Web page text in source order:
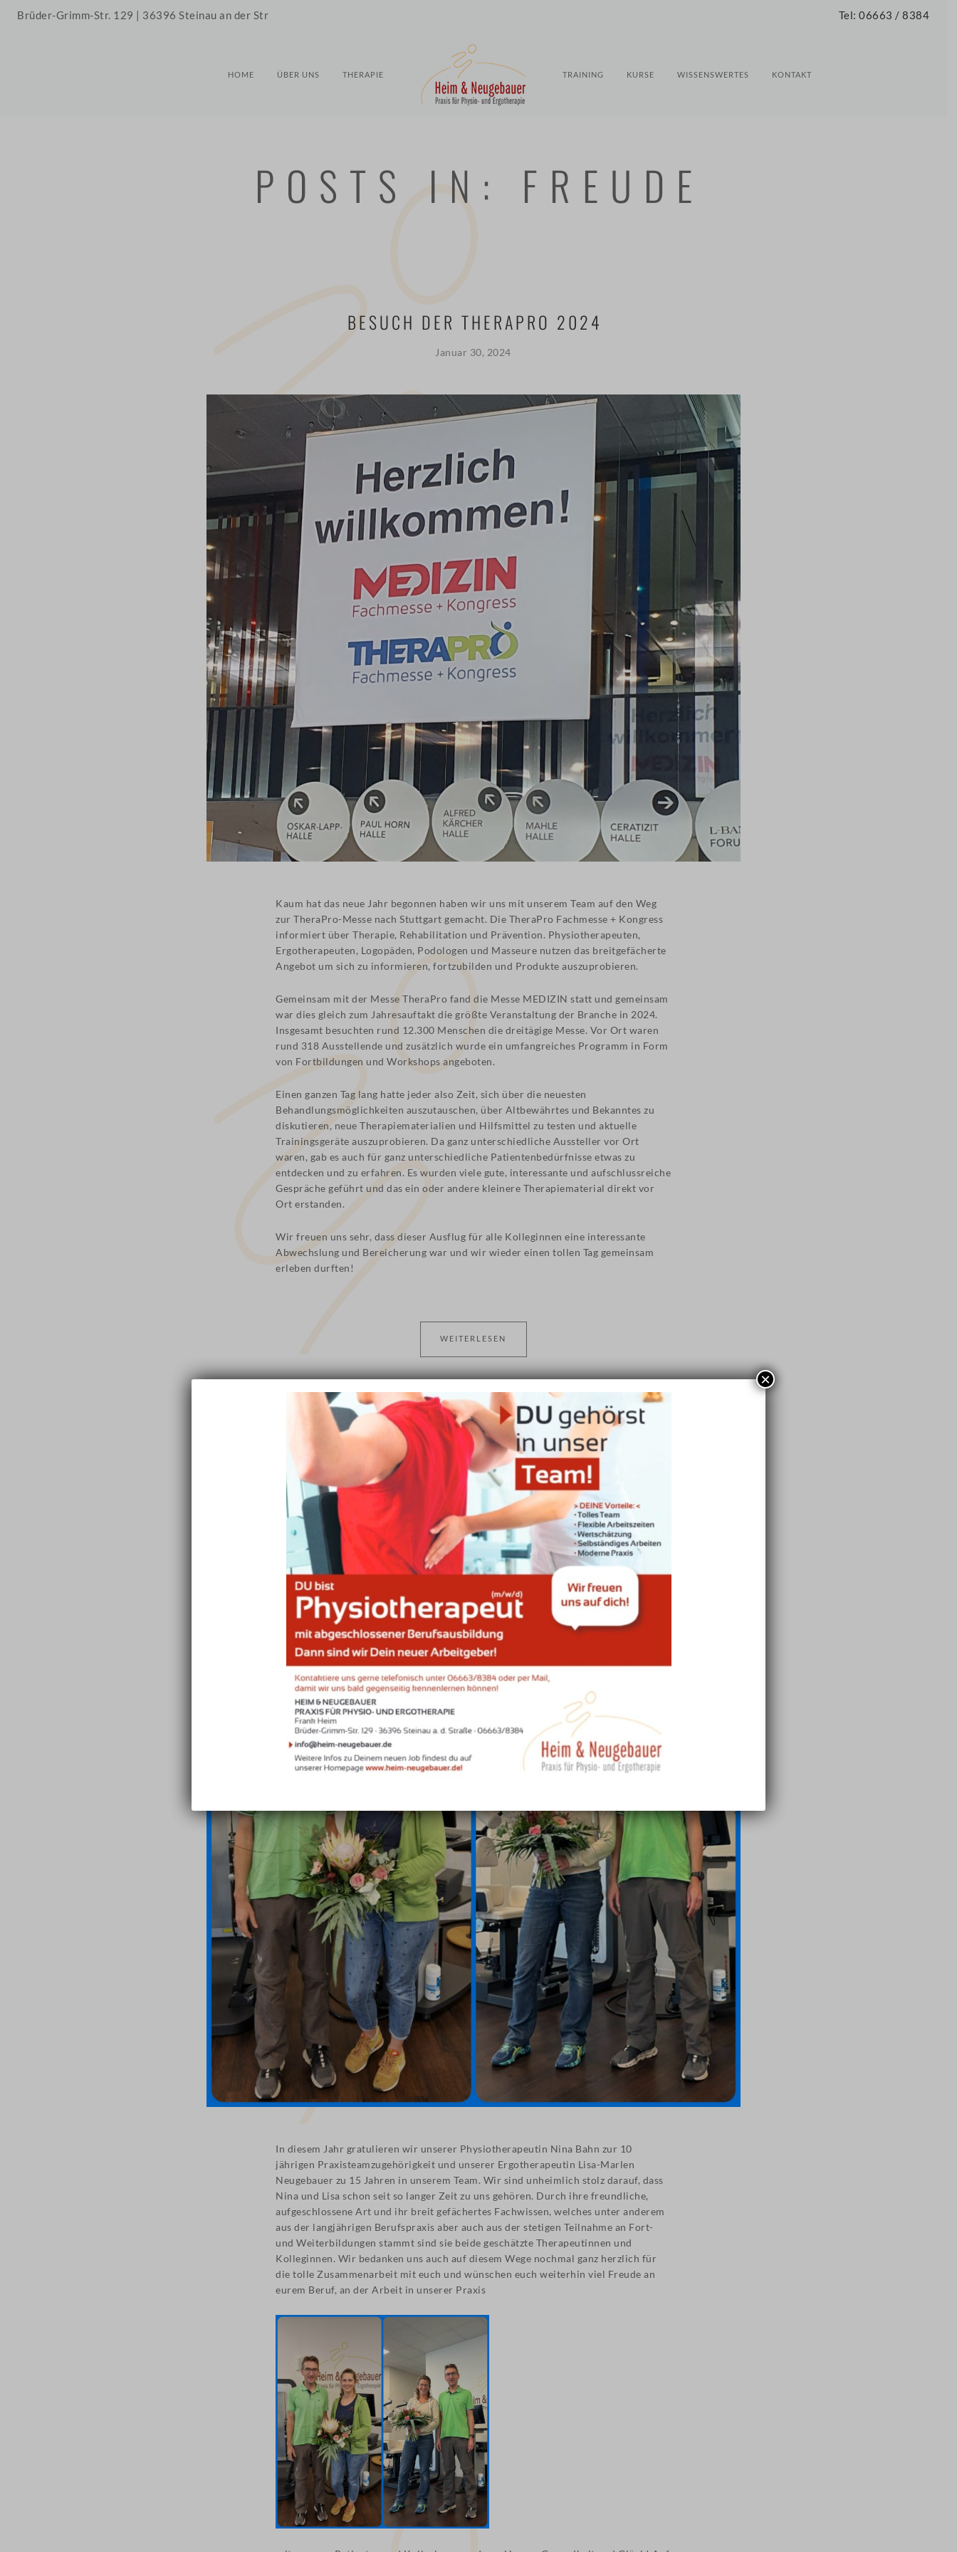
Brüder-Grimm-Str. 129 | 36396 Steinau an der Str Tel: 06663 / 8384
HOME ÜBER UNS THERAPIE TRAINING KURSE WISSENSWERTES KONTAKT
POSTS IN: FREUDE
BESUCH DER THERAPRO 2024
Januar 30, 2024
Kaum hat das neue Jahr begonnen haben wir uns mit unserem Team auf den Weg
zur TheraPro-Messe nach Stuttgart gemacht. Die TheraPro Fachmesse + Kongress
informiert über Therapie, Rehabilitation und Prävention. Physiotherapeuten,
Ergotherapeuten, Logopäden, Podologen und Masseure nutzen das breitgefächerte
Angebot um sich zu informieren, fortzubilden und Produkte auszuprobieren.
Gemeinsam mit der Messe TheraPro fand die Messe MEDIZIN statt und gemeinsam
war dies gleich zum Jahresauftakt die größte Veranstaltung der Branche in 2024.
Insgesamt besuchten rund 12.300 Menschen die dreitägige Messe. Vor Ort waren
rund 318 Ausstellende und zusätzlich wurde ein umfangreiches Programm in Form
von Fortbildungen und Workshops angeboten.
Einen ganzen Tag lang hatte jeder also Zeit, sich über die neuesten
Behandlungsmöglichkeiten auszutauschen, über Altbewährtes und Bekanntes zu
diskutieren, neue Therapiematerialien und Hilfsmittel zu testen und aktuelle
Trainingsgeräte auszuprobieren. Da ganz unterschiedliche Aussteller vor Ort
waren, gab es auch für ganz unterschiedliche Patientenbedürfnisse etwas zu
entdecken und zu erfahren. Es wurden viele gute, interessante und aufschlussreiche
Gespräche geführt und das ein oder andere kleinere Therapiematerial direkt vor
Ort erstanden.
Wir freuen uns sehr, dass dieser Ausflug für alle Kolleginnen eine interessante
Abwechslung und Bereicherung war und wir wieder einen tollen Tag gemeinsam
erleben durften!
WEITERLESEN
GRATULATION ZU GLEICH ZWEI JUBILÄEN IN DIESEM JAHR
Oktober 25, 2023
In diesem Jahr gratulieren wir unserer Physiotherapeutin Nina Bahn zur 10
jährigen Praxisteamzugehörigkeit und unserer Ergotherapeutin Lisa-Marlen
Neugebauer zu 15 Jahren in unserem Team. Wir sind unheimlich stolz darauf, dass
Nina und Lisa schon seit so langer Zeit zu uns gehören. Durch ihre freundliche,
aufgeschlossene Art und ihr breit gefächertes Fachwissen, welches unter anderem
aus der langjährigen Berufspraxis aber auch aus der stetigen Teilnahme an Fort-
und Weiterbildungen stammt sind sie beide geschätzte Therapeutinnen und
Kolleginnen. Wir bedanken uns auch auf diesem Wege nochmal ganz herzlich für
die tolle Zusammenarbeit mit euch und wünschen euch weiterhin viel Freude an
eurem Beruf, an der Arbeit in unserer Praxis
×